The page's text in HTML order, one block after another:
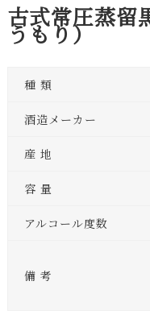
古式常圧蒸
うもり）
種 類
酒造メーカー
産 地
容 量
アルコール度数
備 考